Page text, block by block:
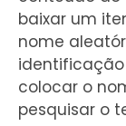
baixar um
nome
colocar o
pesquisar o